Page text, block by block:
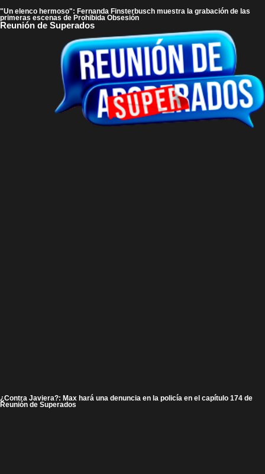
"Un elenco hermoso": Fernanda Finsterbusch muestra la grabación de las
primeras escenas de Prohibida Obsesión
Reunión de Superados
¿Contra Javiera?: Max hará una denuncia en la policía en el capítulo 174 de
Reunión de Superados